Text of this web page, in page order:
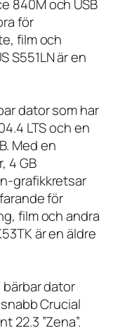
840M och USB
för
film och
S551LN är en
dator som har
LTS och en
Med en
4 GB
grafikkretsar
för
film och andra
är en äldre
bärbar dator
Crucial
22.3 ”Zena”.